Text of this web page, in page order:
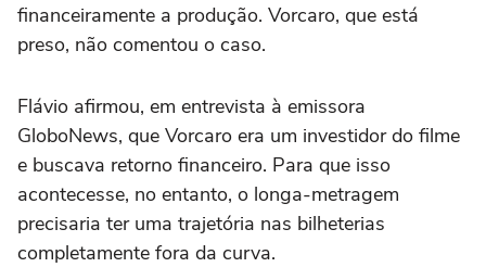
financeiramente a produção. Vorcaro, que está
preso, não comentou o caso.
Flávio afirmou, em entrevista à emissora
GloboNews, que Vorcaro era um investidor do filme
e buscava retorno financeiro. Para que isso
acontecesse, no entanto, o longa-metragem
precisaria ter uma trajetória nas bilheterias
completamente fora da curva.